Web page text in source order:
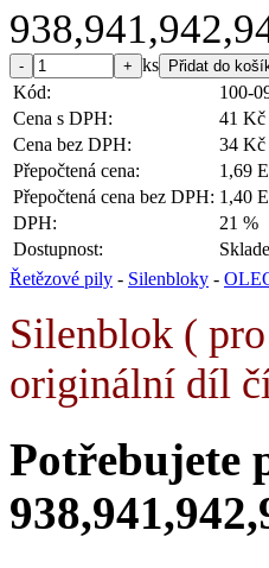
ks
Kód:
100-
Cena s DPH:
41 Kč
Cena bez DPH:
34 Kč
Přepočtená cena:
1,69
Přepočtená cena bez DPH: 1,40
DPH:
21 %
Dostupnost:
Řetězové pily - Silenbloky -
Silenblok ( pro
originální díl
Potřebujete